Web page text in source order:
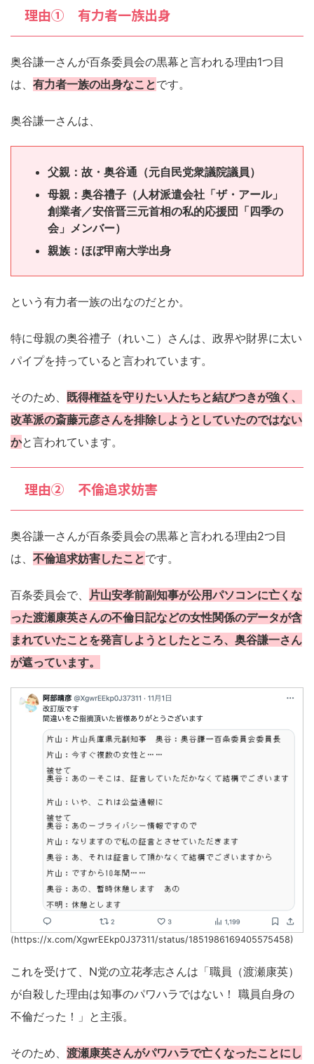
理由① 有力者一族出身
奥谷謙一さんが百条委員会の黒幕と言われる理由1つ目
は、 有力者一族の出身なことです。
奥谷謙一さんは、
父親：故・奥谷通（元自民党衆議院議員）
母親：奥谷禮子（人材派遣会社「ザ・アール」
創業者／安倍晋三元首相の私的応援団「四季の
会」メンバー）
親族：ほぼ甲南大学出身
という有力者一族の出なのだとか。
特に母親の奥谷禮子（れいこ）さんは、政界や財界に太い
パイプを持っていると言われています。
そのため、 既得権益を守りたい人たちと結びつきが強く、
改革派の斎藤元彦さんを排除しようとしていたのではない
かと言われています。
理由② 不倫追求妨害
奥谷謙一さんが百条委員会の黒幕と言われる理由2つ目
は、 不倫追求妨害したことです。
百条委員会で、 片山安孝前副知事が公用パソコンに亡くな
った渡瀬康英さんの不倫日記などの女性関係のデータが含
まれていたことを発言しようとしたところ、奥谷謙一さん
が遮っています。
(https://x.com/XgwrEEkp0J37311/status/1851986169405575458)
これを受けて、N党の立花孝志さんは「職員（渡瀬康英）
が自殺した理由は知事のパワハラではない！ 職員自身の
不倫だった！」と主張。
そのため、 渡瀬康英さんがパワハラで亡くなったことにし